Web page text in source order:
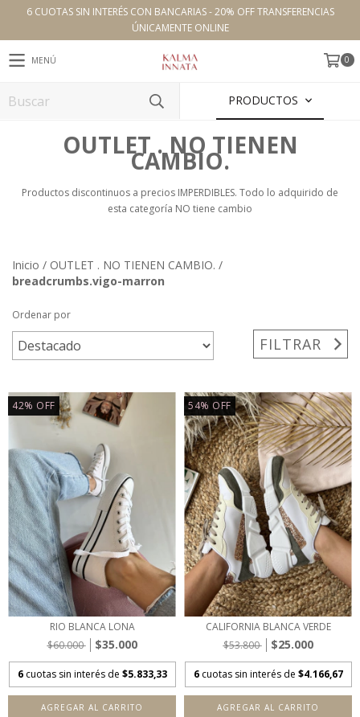
6 CUOTAS SIN INTERÉS CON BANCARIAS - 20% OFF TRANSFERENCIAS
ÚNICAMENTE ONLINE
MENÚ 0
PRODUCTOS
OUTLET . NO TIENEN
CAMBIO.
Productos discontinuos a precios IMPERDIBLES. Todo lo adquirido de
esta categoría NO tiene cambio
Inicio / OUTLET . NO TIENEN CAMBIO. /
breadcrumbs.vigo-marron
Ordenar por
FILTRAR
42% OFF
RIO BLANCA LONA
$60.000
$35.000
6 cuotas sin interés de $5.833,33
AGREGAR AL CARRITO
54% OFF
CALIFORNIA BLANCA VERDE
$53.800
$25.000
6 cuotas sin interés de $4.166,67
AGREGAR AL CARRITO